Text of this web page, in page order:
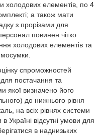
холодових елементів, по 4
а також мати
з прорізами для
повинен чітко
холодових елементів та
спроможностей
постачання та
якої визначено його
до нижнього рівня
на всіх рівнях системи
Україні відсутні умови для
в наднизьких